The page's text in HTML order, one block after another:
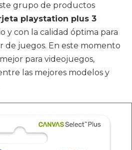
grupo de productos
playstation plus 3
y con la calidad óptima para
de juegos. En este momento
para videojuegos,
las mejores modelos y